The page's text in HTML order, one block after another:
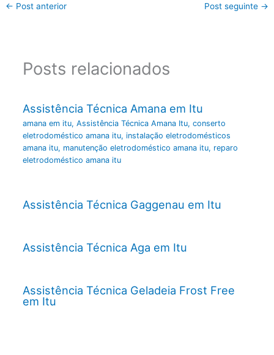
← Post anterior Post seguinte →
Posts relacionados
Assistência Técnica Amana em Itu
amana em itu, Assistência Técnica Amana Itu, conserto
eletrodoméstico amana itu, instalação eletrodomésticos
amana itu, manutenção eletrodoméstico amana itu, reparo
eletrodoméstico amana itu
Assistência Técnica Gaggenau em Itu
Assistência Técnica Aga em Itu
Assistência Técnica Geladeia Frost Free
em Itu